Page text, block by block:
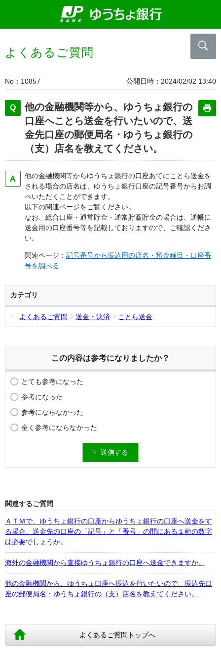
よくあるご質問
No 10857 公開日時 2024/02/02 13:40
他の金融機関等から、ゆうちょ銀行の
口座へことら送金を行いたいので、送
金先口座の郵便局名・ゆうちょ銀行の
（支）店名を教えてください。
他の金融機関等からゆうちょ銀行の口座あてにことら送金を
される場合の店名は、ゆうちょ銀行口座の記号番号からお調
べいただくことができます。
以下の関連ページをご覧ください。
なお、総合口座・通常貯金・通常貯蓄貯金の場合は、通帳に
送金用の口座番号等を記載しておりますので、ご確認くださ
い。
関連ページ： 記号番号から振込用の店名・預金種目・口座番
号を調べる
カテゴリ
よくあるご質問 送金・決済 ことら送金
この内容は参考になりましたか？
とても参考になった
参考になった
参考にならなかった
全く参考にならなかった
送信する
関連するご質問
ＡＴＭで、ゆうちょ銀行の口座からゆうちょ銀行の口座へ送金をす
る場合、送金先の口座の「記号」と「番号」の間にある１桁の数字
は必要でしょうか。
海外の金融機関から直接ゆうちょ銀行の口座へ送金できますか。
他の金融機関から、ゆうちょ口座へ振込を行いたいので、振込先口
座の郵便局名・ゆうちょ銀行の（支）店名を教えてください。
よくあるご質問トップへ